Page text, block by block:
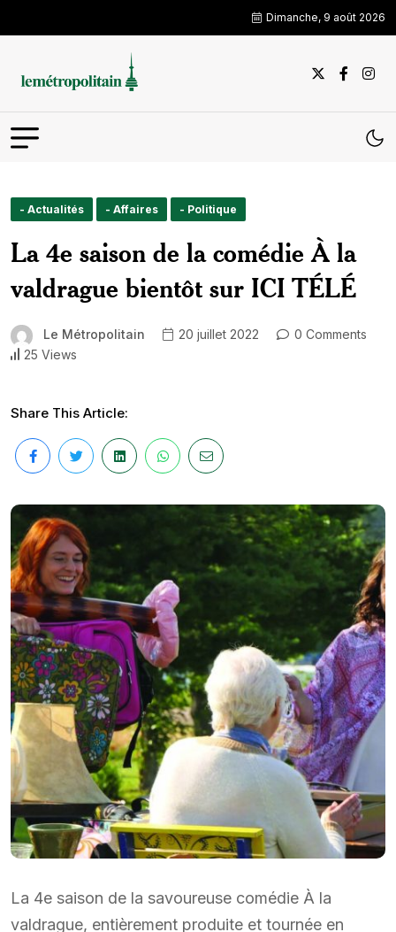
Dimanche, 9 août 2026
- Actualités - Affaires - Politique
La 4e saison de la comédie À la
valdrague bientôt sur ICI TÉLÉ
Le Métropolitain 20 juillet 2022
0 Comments
25 Views
Share This Article:
La 4e saison de la savoureuse comédie À la
valdrague, entièrement produite et tournée en